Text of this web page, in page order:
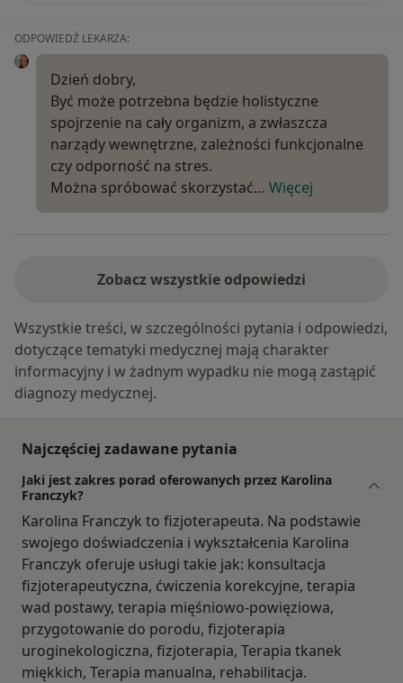
ODPOWIEDŹ LEKARZA:
Dzień dobry,
Być może potrzebna będzie holistyczne
spojrzenie na cały organizm, a zwłaszcza
narządy wewnętrzne, zależności funkcjonalne
czy odporność na stres.
Można spróbować skorzystać… Więcej
Zobacz wszystkie odpowiedzi
Wszystkie treści, w szczególności pytania i odpowiedzi,
dotyczące tematyki medycznej mają charakter
informacyjny i w żadnym wypadku nie mogą zastąpić
diagnozy medycznej.
Najczęściej zadawane pytania
Jaki jest zakres porad oferowanych przez Karolina
Franczyk?
Karolina Franczyk to fizjoterapeuta. Na podstawie
swojego doświadczenia i wykształcenia Karolina
Franczyk oferuje usługi takie jak: konsultacja
fizjoterapeutyczna, ćwiczenia korekcyjne, terapia
wad postawy, terapia mięśniowo-powięziowa,
przygotowanie do porodu, fizjoterapia
uroginekologiczna, fizjoterapia, Terapia tkanek
miękkich, Terapia manualna, rehabilitacja.